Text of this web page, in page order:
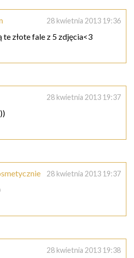
28 kwietnia 2013 19:36
te złote fale z 5 zdjęcia<3
28 kwietnia 2013 19:37
28 kwietnia 2013 19:37
28 kwietnia 2013 19:38